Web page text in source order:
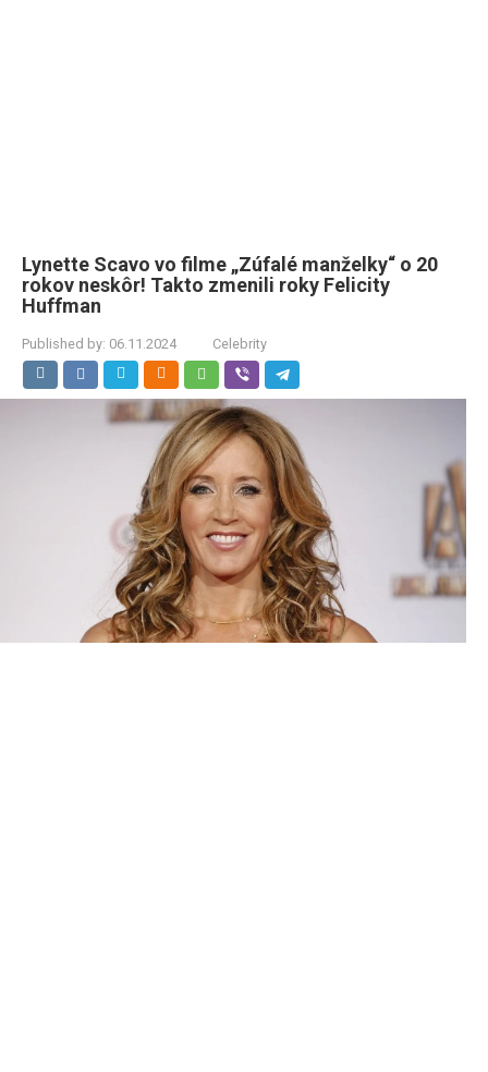
Lynette Scavo vo filme „Zúfalé manželky“ o 20
rokov neskôr! Takto zmenili roky Felicity
Huffman
Published by: 06.11.2024 Celebrity